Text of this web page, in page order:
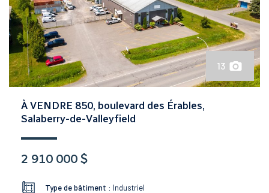
13
À VENDRE 850, boulevard des Érables,
Salaberry-de-Valleyfield
2 910 000 $
Type de bâtiment : Industriel